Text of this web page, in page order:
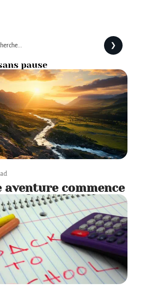
pause
aventure commence